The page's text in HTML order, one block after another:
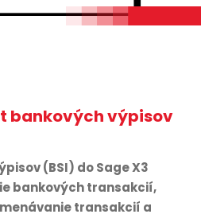
bankových výpisov
(BSI) do Sage X3
bankových transakcií,
transakcií a